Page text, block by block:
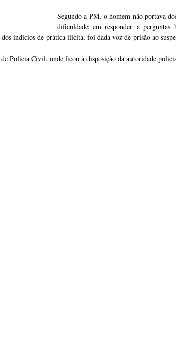
Segundo a PM, o homem não portava
dificuldade em responder a perguntas
indícios de prática ilícita, foi dada voz de prisão ao
Polícia Civil, onde ficou à disposição da autoridade